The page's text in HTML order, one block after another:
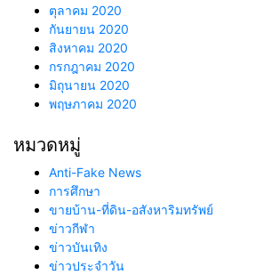
ตุลาคม 2020
กันยายน 2020
สิงหาคม 2020
กรกฎาคม 2020
มิถุนายน 2020
พฤษภาคม 2020
หมวดหมู่
Anti-Fake News
การศึกษา
ขายบ้าน-ที่ดิน-อสังหาริมทรัพย์
ข่าวกีฬา
ข่าวบันเทิง
ข่าวประจำวัน